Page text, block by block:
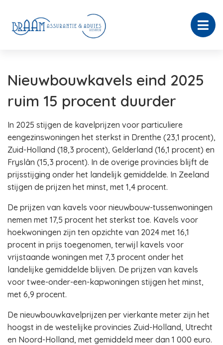
Nieuwbouwkavels eind 2025
ruim 15 procent duurder
In 2025 stijgen de kavelprijzen voor particuliere
eengezinswoningen het sterkst in Drenthe (23,1 procent),
Zuid-Holland (18,3 procent), Gelderland (16,1 procent) en
Fryslân (15,3 procent). In de overige provincies blijft de
prijsstijging onder het landelijk gemiddelde. In Zeeland
stijgen de prijzen het minst, met 1,4 procent.
De prijzen van kavels voor nieuwbouw-tussenwoningen
nemen met 17,5 procent het sterkst toe. Kavels voor
hoekwoningen zijn ten opzichte van 2024 met 16,1
procent in prijs toegenomen, terwijl kavels voor
vrijstaande woningen met 7,3 procent onder het
landelijke gemiddelde blijven. De prijzen van kavels
voor twee-onder-een-kapwoningen stijgen het minst,
met 6,9 procent.
De nieuwbouwkavelprijzen per vierkante meter zijn het
hoogst in de westelijke provincies Zuid-Holland, Utrecht
en Noord-Holland, met gemiddeld meer dan 1 000 euro.